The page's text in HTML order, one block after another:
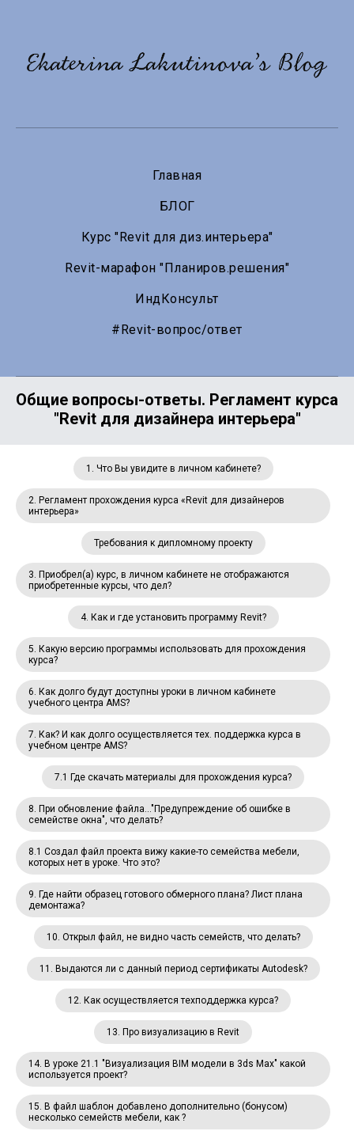
Главная
БЛОГ
Курс "Revit для диз.интерьера"
Revit-марафон "Планиров.решения"
ИндКонсульт
#Revit-вопрос/ответ
Общие вопросы-ответы. Регламент курса
"Revit для дизайнера интерьера"
1. Что Вы увидите в личном кабинете?
2. Регламент прохождения курса «Revit для дизайнеров
интерьера»
Требования к дипломному проекту
3. Приобрел(а) курс, в личном кабинете не отображаются
приобретенные курсы, что дел?
4. Как и где установить программу Revit?
5. Какую версию программы использовать для прохождения
курса?
6. Как долго будут доступны уроки в личном кабинете
учебного центра AMS?
7. Как? И как долго осуществляется тех. поддержка курса в
учебном центре AMS?
7.1 Где скачать материалы для прохождения курса?
8. При обновление файла..."Предупреждение об ошибке в
семействе окна", что делать?
8.1 Создал файл проекта вижу какие-то семейства мебели,
которых нет в уроке. Что это?
9. Где найти образец готового обмерного плана? Лист плана
демонтажа?
10. Открыл файл, не видно часть семейств, что делать?
11. Выдаются ли с данный период сертификаты Autodesk?
12. Как осуществляется техподдержка курса?
13. Про визуализацию в Revit
14. В уроке 21.1 "Визуализация BIM модели в 3ds Max" какой
используется проект?
15. В файл шаблон добавлено дополнительно (бонусом)
несколько семейств мебели, как ?